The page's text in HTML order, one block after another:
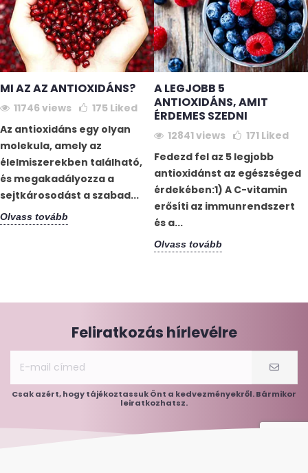
MI AZ AZ ANTIOXIDÁNS?
11746 views 175 Liked
Az antioxidáns egy olyan
molekula, amely az
élelmiszerekben található,
és megakadályozza a
sejtkárosodást a szabad...
Olvass tovább
A LEGJOBB 5
ANTIOXIDÁNS, AMIT
ÉRDEMES SZEDNI
12841 views 171 Liked
Fedezd fel az 5 legjobb
antioxidánst az egészséged
érdekében:1) A C-vitamin
erősíti az immunrendszert
és a...
Olvass tovább
Feliratkozás hírlevélre
Csak azért, hogy tájékoztassuk Önt a kedvezményekről. Bármikor
leiratkozhatsz.